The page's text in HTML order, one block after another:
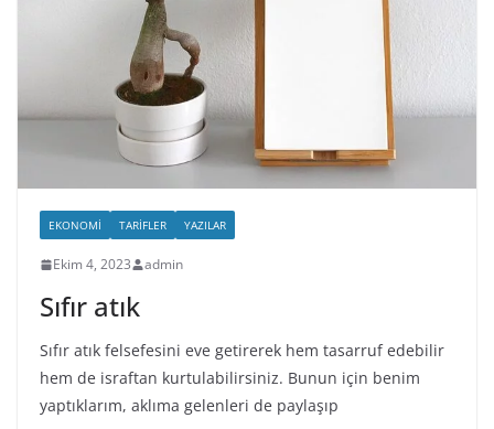
EKONOMI TARIFLER YAZILAR
Ekim 4, 2023 admin
Sıfır atık
Sıfır atık felsefesini eve getirerek hem tasarruf edebilir
hem de israftan kurtulabilirsiniz. Bunun için benim
yaptıklarım, aklıma gelenleri de paylaşıp